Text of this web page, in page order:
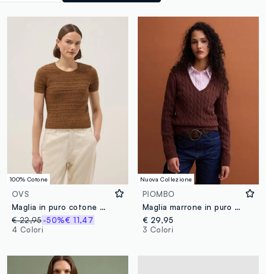
100% Cotone
OVS
Maglia in puro cotone marrone regular fit con lavorazione a maglia
€ 22,95-50%€ 11,47
4 Colori
Nuova Collezione
PIOMBO
Maglia marrone in puro cotone a trecce con scollo profondo a V
€ 29,95
3 Colori